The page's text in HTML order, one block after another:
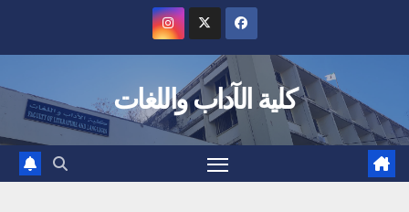
كلية الآداب واللغات